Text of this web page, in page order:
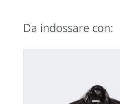
Da indossare con: